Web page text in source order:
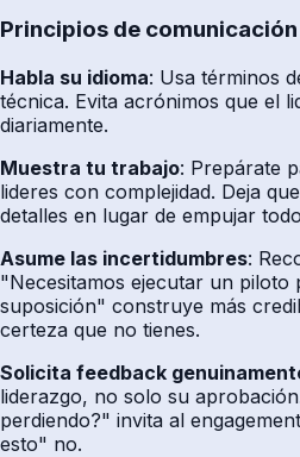
Principios de comunicación
Habla su idioma: Usa términos
técnica. Evita acrónimos que el
diariamente.
Muestra tu trabajo: Prepárate
lideres con complejidad. Deja
detalles en lugar de empujar
Asume las incertidumbres:
"Necesitamos ejecutar un piloto
suposición" construye más
certeza que no tienes.
Solicita feedback
liderazgo, no solo su
perdiendo?" invita al
esto" no.